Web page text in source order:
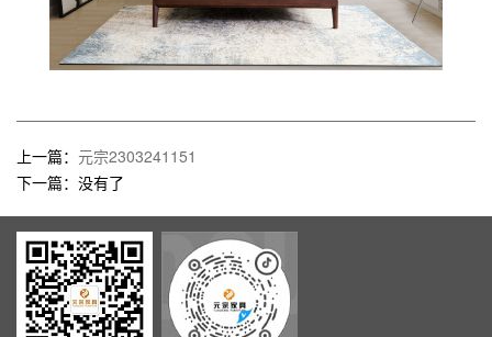
上一篇： 元宗2303241151
下一篇：没有了